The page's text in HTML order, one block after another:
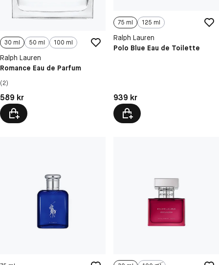
30 ml 50 ml 100 ml
Ralph Lauren
Romance Eau de Parfum
(2)
Pris: 589 kr
589 kr
75 ml 125 ml
Ralph Lauren
Polo Blue Eau de Toilette
Pris: 939 kr
939 kr